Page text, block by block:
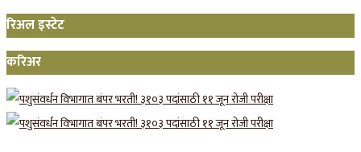
रिअल इस्टेट
करिअर